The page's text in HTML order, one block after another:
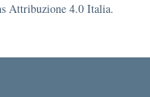
Attribuzione 4.0 Italia.